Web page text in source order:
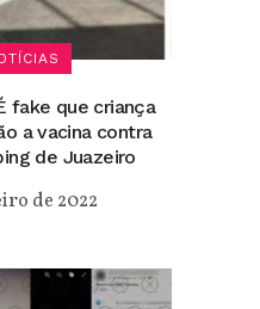
fake que criança
a vacina contra
de Juazeiro
de 2022